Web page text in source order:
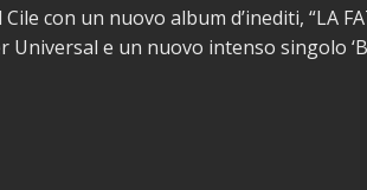
con un nuovo album d’inediti, “LA
Universal e un nuovo intenso singolo